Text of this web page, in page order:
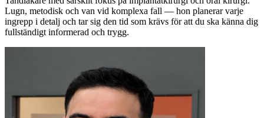
Lugn, metodisk och van vid komplexa fall — hon planerar varje
ingrepp i detalj och tar sig den tid som krävs för att du ska känna dig
fullständigt informerad och trygg.